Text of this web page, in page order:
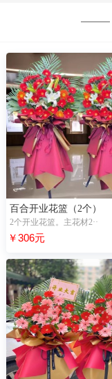
百合开业花篮（2个）
2个开业花篮。主花材2··
￥306元